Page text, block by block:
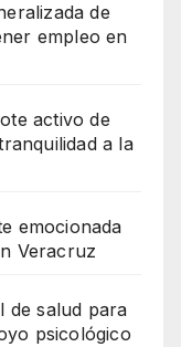
de
empleo en
activo de
a la
emocionada
Veracruz
de salud para
psicológico